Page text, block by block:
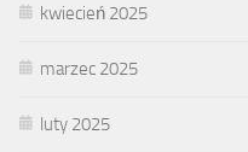
kwiecień 2025
marzec 2025
luty 2025